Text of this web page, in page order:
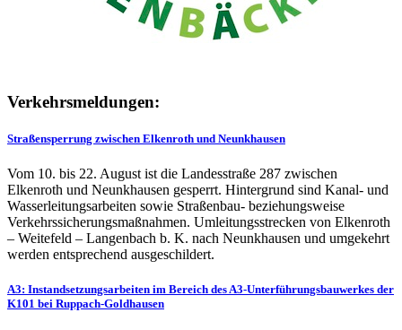
Verkehrsmeldungen:
Straßensperrung zwischen Elkenroth und Neunkhausen
Vom 10. bis 22. August ist die Landesstraße 287 zwischen
Elkenroth und Neunkhausen gesperrt. Hintergrund sind Kanal- und
Wasserleitungsarbeiten sowie Straßenbau- beziehungsweise
Verkehrssicherungsmaßnahmen. Umleitungsstrecken von Elkenroth
– Weitefeld – Langenbach b. K. nach Neunkhausen und umgekehrt
werden entsprechend ausgeschildert.
A3: Instandsetzungsarbeiten im Bereich des A3-Unterführungsbauwerkes der
K101 bei Ruppach-Goldhausen